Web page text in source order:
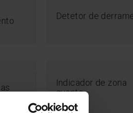
Detetor de
Indicador de zona
quente